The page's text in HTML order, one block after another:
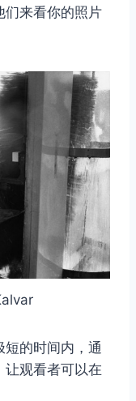
们来看你的照片
的时间内，通
让观看者可以在